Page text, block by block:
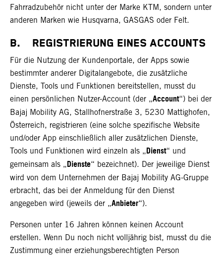
Fahrradzubehör nicht unter der Marke KTM, sondern unter
anderen Marken wie Husqvarna, GASGAS oder Felt.
B. REGISTRIERUNG EINES ACCOUNTS
Für die Nutzung der Kundenportale, der Apps sowie
bestimmter anderer Digitalangebote, die zusätzliche
Dienste, Tools und Funktionen bereitstellen, musst du
einen persönlichen Nutzer-Account (der „Account“) bei der
Bajaj Mobility AG, Stallhofnerstraße 3, 5230 Mattighofen,
Österreich, registrieren (eine solche spezifische Website
und/oder App einschließlich aller zusätzlichen Dienste,
Tools und Funktionen wird einzeln als „Dienst“ und
gemeinsam als „Dienste“ bezeichnet). Der jeweilige Dienst
wird von dem Unternehmen der Bajaj Mobility AG-Gruppe
erbracht, das bei der Anmeldung für den Dienst
angegeben wird (jeweils der „Anbieter“).
Personen unter 16 Jahren können keinen Account
erstellen. Wenn Du noch nicht volljährig bist, musst du die
Zustimmung einer erziehungsberechtigten Person